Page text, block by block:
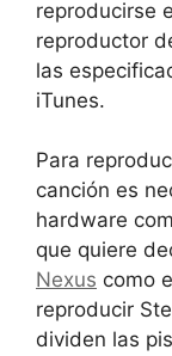
reproducirse
reproductor
las
iTunes.
Para
canción es
hardware
que quiere
Nexus como
reproducir
dividen las